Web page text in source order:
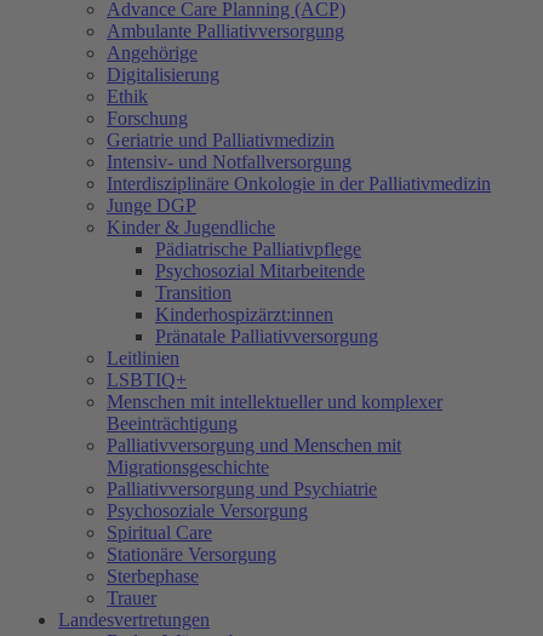
Advance Care Planning (ACP)
Ambulante Palliativversorgung
Angehörige
Digitalisierung
Ethik
Forschung
Geriatrie und Palliativmedizin
Intensiv- und Notfallversorgung
Interdisziplinäre Onkologie in der Palliativmedizin
Junge DGP
Kinder & Jugendliche
Pädiatrische Palliativpflege
Psychosozial Mitarbeitende
Transition
Kinderhospizärzt:innen
Pränatale Palliativversorgung
Leitlinien
LSBTIQ+
Menschen mit intellektueller und komplexer
Beeinträchtigung
Palliativversorgung und Menschen mit
Migrationsgeschichte
Palliativversorgung und Psychiatrie
Psychosoziale Versorgung
Spiritual Care
Stationäre Versorgung
Sterbephase
Trauer
Landesvertretungen